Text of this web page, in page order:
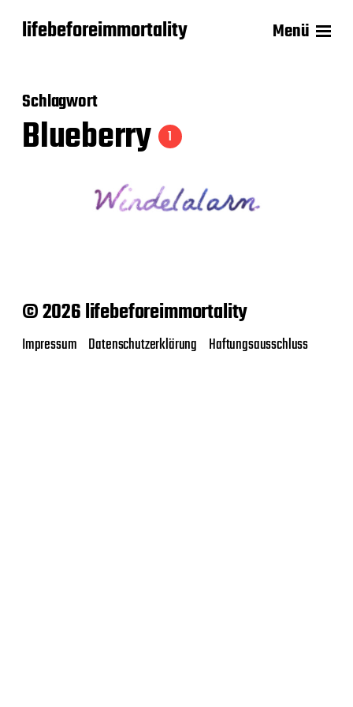
lifebeforeimmortality Menü
Schlagwort
Blueberry 1
© 2026 lifebeforeimmortality
Impressum Datenschutzerklärung Haftungsausschluss